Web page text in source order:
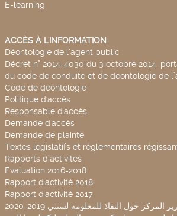
E-learning
ACCÈS À L'INFORMATION
Déontologie de l’agent public
Décret n° 2014-4030 du 3 octobre 2014,
du code de conduite et de déontologie de
Code de déontologie
Politique d'accès
Responsable d'accès
Demande d'accès
Demande de plainte
Textes législatifs et réglementaires
Rapports d’activités
Evaluation 2016-2018
Rapport d'activité 2018
Rapport d'activité 2017
المركز حول النفاذ للمعلومة لسنتي 2019-2020